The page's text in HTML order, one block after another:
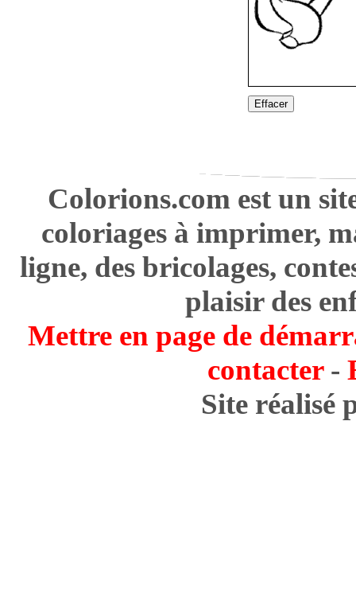
Effacer
Colorions.com est un
coloriages à imprimer,
ligne, des bricolages,
plaisir des
Mettre en page de
contacter-
Site réalisé